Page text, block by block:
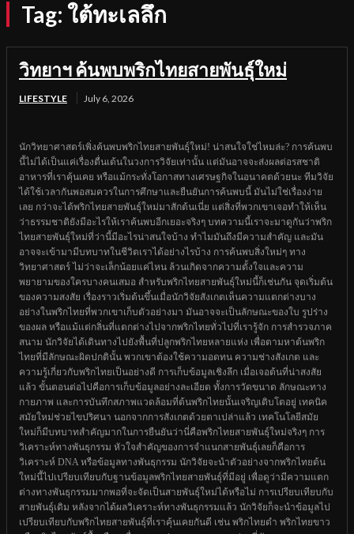
Tag: ใต้ทะเลลึก
วิทยาฯ ค้นพบพริกไทยสายพันธุ์ใหม่
LIFESTYLE July 6, 2026
นักวิทยาศาสตร์เพิ่งค้นพบพริกไทยสายพันธุ์ใหม่! น่าสนใจใช่ไหมล่ะ? การค้นพบ
นี้ไม่ได้เป็นแค่เรื่องตื่นเต้นในวงการวิจัยเท่านั้น แต่มันอาจจะส่งผลต่อรสชาติ
อาหารที่เราคุ้นเคย หรือแม้กระทั่งโอกาสทางเศรษฐกิจในอนาคตด้วยนะ ทีมวิจัย
ได้ใช้เวลากันพอสมควรในการศึกษาและยืนยันการค้นพบนี้ มันไม่ใช่เรื่องง่าย
เลย กว่าจะได้พริกไทยสายพันธุ์ใหม่มาสักต้นเนี่ย แต่สิ่งที่พวกเขาเจอทำให้เห็น
ว่าธรรมชาติยังมีอะไรให้เราค้นพบอีกเยอะจริงๆ บทความนี้เราจะมาดูกันว่าพริก
ไทยสายพันธุ์ใหม่ที่ว่านี้มีอะไรน่าสนใจบ้าง ทำไมมันถึงมีความสำคัญ และมัน
อาจจะเข้ามามีบทบาทในชีวิตเราได้อย่างไรบ้าง การค้นพบสิ่งใหม่ๆ ทาง
วิทยาศาสตร์ ไม่ว่าจะเล็กน้อยแค่ไหน ล้วนเกิดจากความตั้งใจและความ
พยายามของใครบางคนเสมอ สำหรับพริกไทยสายพันธุ์ใหม่นี้ก็เช่นกัน จุดเริ่มต้น
ของความสงสัย เรื่องราวเริ่มต้นขึ้นเมื่อนักวิจัยสังเกตเห็นความแตกต่างบาง
อย่างในพริกไทยที่พวกเขาเก็บตัวอย่างมา มันอาจจะเป็นลักษณะของใบ รูปร่าง
ของผล หรือแม้แต่กลิ่นที่แตกต่างไปจากพริกไทยทั่วไปที่เรารู้จัก การสำรวจภาค
สนาม นักวิจัยได้เดินทางไปยังพื้นที่ปลูกพริกไทยหลายแห่ง เพื่อตามหาต้นพริก
ไทยที่มีลักษณะผิดปกตินั้น พวกเขาต้องใช้ความอดทน ความช่างสังเกต และ
ความรู้เกี่ยวกับพริกไทยเป็นอย่างดี การเก็บข้อมูลเชิงลึก เมื่อเจอต้นที่น่าสงสัย
แล้ว ขั้นตอนต่อไปคือการเก็บข้อมูลอย่างละเอียด ทั้งการวัดขนาด ลักษณะทาง
กายภาพ และการบันทึกสภาพแวดล้อมที่ต้นพริกไทยนั้นเจริญเติบโตอยู่ เทคนิค
สมัยใหม่ช่วยไขปริศนา นอกจากการสังเกตด้วยตาเปล่าแล้ว เทคโนโลยีสมัย
ใหม่ก็มีบทบาทสำคัญมากในการยืนยันว่านี่คือพริกไทยสายพันธุ์ใหม่จริงๆ การ
วิเคราะห์ทางพันธุกรรม หัวใจสำคัญของการจำแนกสายพันธุ์เลยก็คือการ
วิเคราะห์ DNA หรือข้อมูลทางพันธุกรรม นักวิจัยจะนำตัวอย่างจากพริกไทยต้น
ใหม่นี้ไปเปรียบเทียบกับฐานข้อมูลพริกไทยสายพันธุ์ที่มีอยู่ เพื่อดูว่ามีความแตก
ต่างทางพันธุกรรมมากพอที่จะจัดเป็นสายพันธุ์ใหม่ได้หรือไม่ การเปรียบเทียบกับ
สายพันธุ์เดิม หลังจากได้ผลวิเคราะห์ทางพันธุกรรมแล้ว นักวิจัยก็จะนำข้อมูลไป
เปรียบเทียบกับพริกไทยสายพันธุ์ที่เราคุ้นเคยกันดี เช่น พริกไทยดำ พริกไทยขาว